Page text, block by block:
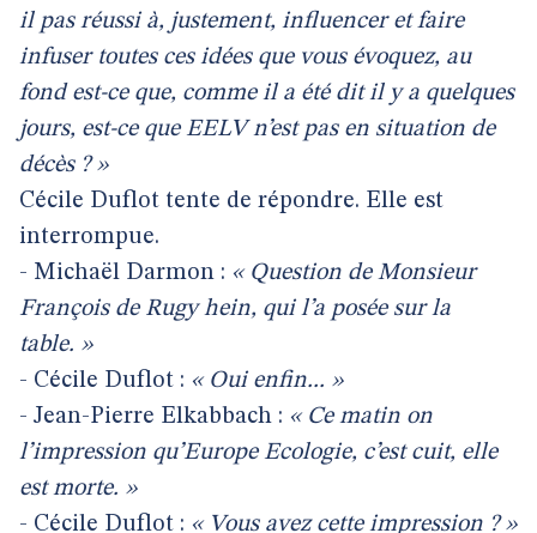
il pas réussi à, justement, influencer et faire
infuser toutes ces idées que vous évoquez, au
fond est-ce que, comme il a été dit il y a quelques
jours, est-ce que EELV n’est pas en situation de
décès ? »
Cécile Duflot tente de répondre. Elle est
interrompue.
- Michaël Darmon : « Question de Monsieur
François de Rugy hein, qui l’a posée sur la
table. »
- Cécile Duflot : « Oui enfin... »
- Jean-Pierre Elkabbach : « Ce matin on
l’impression qu’Europe Ecologie, c’est cuit, elle
est morte. »
- Cécile Duflot : « Vous avez cette impression ? »